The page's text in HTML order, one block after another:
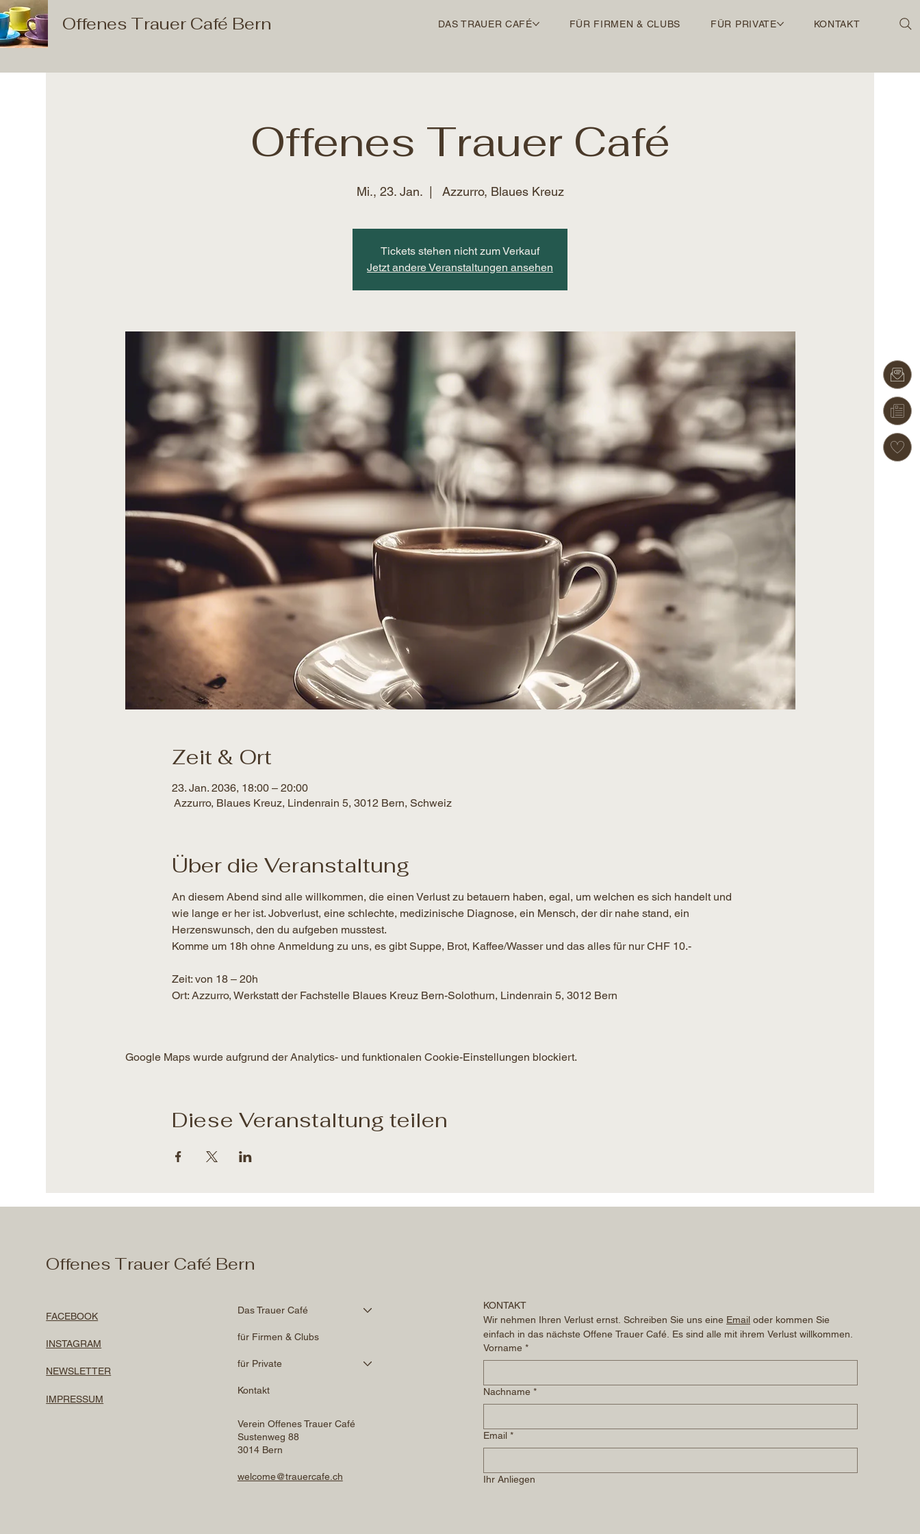
DAS TRAUER CAFÉ FÜR FIRMEN & CLUBS FÜR PRIVATE KONTAKT
Offenes Trauer Café Bern
Offenes Trauer Café
Mi., 23. Jan.
  |
Azzurro, Blaues Kreuz
Tickets stehen nicht zum Verkauf
Jetzt andere Veranstaltungen ansehen
Zeit & Ort
23. Jan. 2036, 18:00 – 20:00
Azzurro, Blaues Kreuz, Lindenrain 5, 3012 Bern, Schweiz
Über die Veranstaltung
An diesem Abend sind alle willkommen, die einen Verlust zu betauern haben, egal, um welchen es sich handelt und
wie lange er her ist. Jobverlust, eine schlechte, medizinische Diagnose, ein Mensch, der dir nahe stand, ein
Herzenswunsch, den du aufgeben musstest.
Komme um 18h ohne Anmeldung zu uns, es gibt Suppe, Brot, Kaffee/Wasser und das alles für nur CHF 10.-
Zeit: von 18 – 20h​
Ort: Azzurro, Werkstatt der Fachstelle Blaues Kreuz Bern-Solothurn, Lindenrain 5, 3012 Bern
Google Maps wurde aufgrund der Analytics- und funktionalen Cookie-Einstellungen blockiert.
Diese Veranstaltung teilen
Offenes Trauer Café Bern
FACEBOOK
INSTAGRAM
NEWSLETTER
IMPRESSUM
Das Trauer Café
für Firmen & Clubs
für Private
Kontakt
Verein Offenes Trauer Café
Sustenweg 88
3014 Bern
welcome@trauercafe.ch
KONTAKT
Wir nehmen Ihren Verlust ernst. Schreiben Sie uns eine Email oder kommen Sie
einfach in das nächste Offene Trauer Café. Es sind alle mit ihrem Verlust willkommen.
Vorname *
Nachname *
Email *
Ihr Anliegen